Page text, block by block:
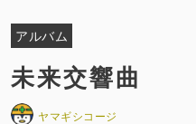
アルバム
未来交響曲
ヤマギシコージ